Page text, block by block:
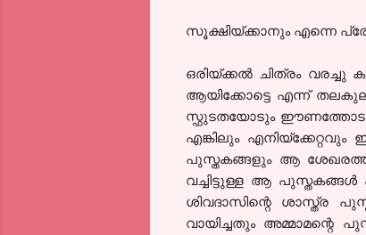
സൂക്ഷിയ്ക്കാനും എന്നെ
ഒരിയ്ക്കല്‍ ചിത്രം വരച്ചു
ആയിക്കോട്ടെ എന്ന്
സ്ഫുടതയോടും ഈണത്തോടും
എങ്കിലും എനിയ്ക്കേറ്റവും
പുസ്തകങ്ങളും ആ
വച്ചിട്ടുള്ള ആ പുസ്തകങ്ങള്‍
ശിവദാസിന്റെ ശാസ്ത്ര
വായിച്ചതും